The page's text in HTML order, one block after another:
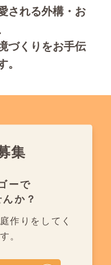
される外構・お
づくりをお手伝
。
集
ーで
か？
作りを してく
。